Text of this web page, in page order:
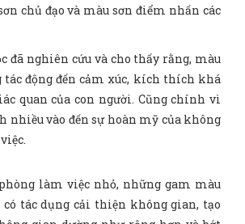
chủ đạo và màu sơn điểm nhấn các
đã nghiên cứu và cho thấy rằng, màu
tác động đến cảm xúc, kích thích khá
quan của con người. Cũng chính vì
nhiều vào đến sự hoàn mỹ của không
làm việc nhỏ, những gam màu
có tác dụng cải thiện không gian, tạo